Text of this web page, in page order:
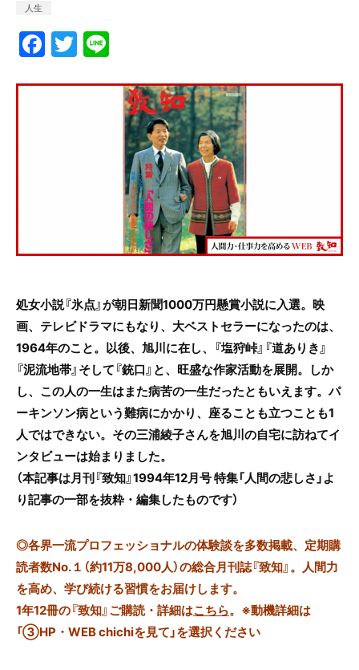
人生
F
a
c
T
w
itte
処女小説『氷点』が朝日新聞1000万円懸賞小説に入選。映
画、テレビドラマにもなり、大ベストセラーになったのは、
1964年のこと。以後、旭川に在し、『塩狩峠』『道ありき』
『泥流地帯』そして『銃口』と、旺盛な作家活動を展開。しか
し、この人の一生はまた病苦の一生だったともいえます。パ
ーキンソン病という難病にかかり、座ることも立つことも1
人ではできない。その三浦綾子さんを旭川の自宅に訪ねてイ
ンタビューは始まりました。
（本記事は月刊『致知』1994年12月号 特集「人間の悲しさ」よ
り記事の一部を抜粋・編集したものです）
◎各界一流プロフェッショナルの体験談を多数掲載、定期購
読者数No.１（約11万8,000人）の総合月刊誌『致知』。人間力
を高め、学び続ける習慣をお届けします。
1年12冊の『致知』ご購読・詳細はこちら。 ※動機詳細は
「③HP・WEB chichiを見て」を選択ください